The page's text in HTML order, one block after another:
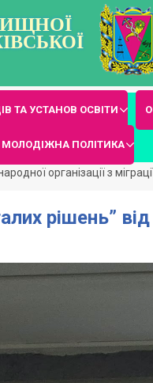
ТА УСТАНОВ ОСВІТИ
МОЛОДІЖНА ПОЛІТИКА
організації з
рішень”